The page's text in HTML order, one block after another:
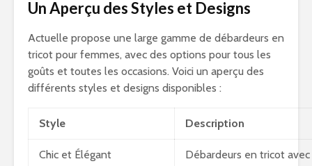
Un Aperçu des Styles et Designs
Actuelle propose une large gamme de débardeurs en
tricot pour femmes, avec des options pour tous les
goûts et toutes les occasions. Voici un aperçu des
différents styles et designs disponibles :
Style Description
Chic et Élégant Débardeurs en tricot